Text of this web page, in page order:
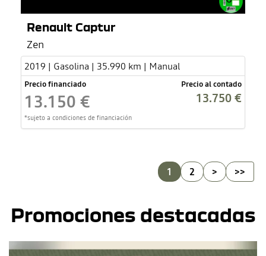
Renault Captur
Zen
2019 | Gasolina | 35.990 km | Manual
Precio financiado
13.150 €
*sujeto a condiciones de financiación
Precio al contado
13.750 €
1 2 > >>
Promociones destacadas